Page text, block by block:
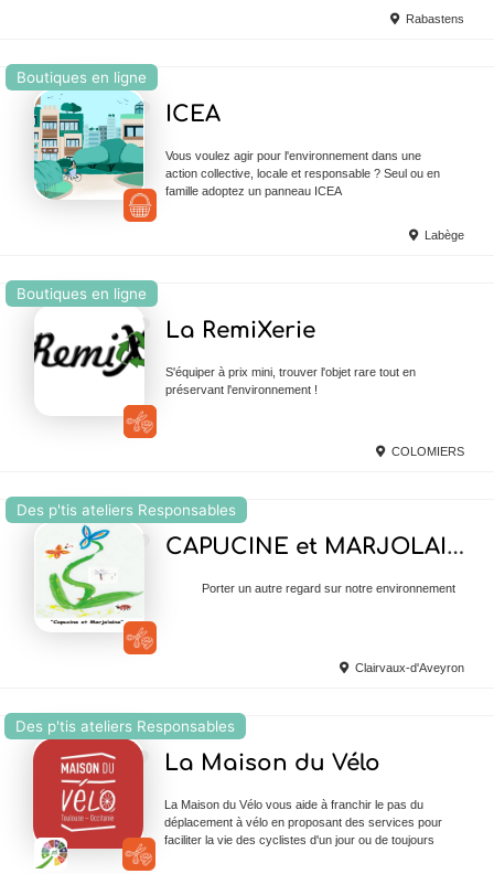
Rabastens
Boutiques en ligne
ICEA
Vous voulez agir pour l'environnement dans une
action collective, locale et responsable ? Seul ou en
famille adoptez un panneau ICEA
Labège
Boutiques en ligne
La RemiXerie
S'équiper à prix mini, trouver l'objet rare tout en
préservant l'environnement !
COLOMIERS
Des p'tis ateliers Responsables
CAPUCINE et MARJOLAINE
Porter un autre regard sur notre environnement
Clairvaux-d'Aveyron
Des p'tis ateliers Responsables
La Maison du Vélo
La Maison du Vélo vous aide à franchir le pas du
déplacement à vélo en proposant des services pour
faciliter la vie des cyclistes d'un jour ou de toujours